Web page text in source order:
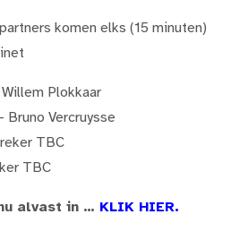
komen elks (15 minuten)
Plokkaar
Bruno Vercruysse
TBC
TBC
alvast in … KLIK HIER.